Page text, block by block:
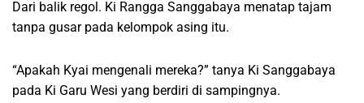
Dari balik regol. Ki Rangga Sanggabaya menatap tajam
tanpa gusar pada kelompok asing itu.
“Apakah Kyai mengenali mereka?” tanya Ki Sanggabaya
pada Ki Garu Wesi yang berdiri di sampingnya.